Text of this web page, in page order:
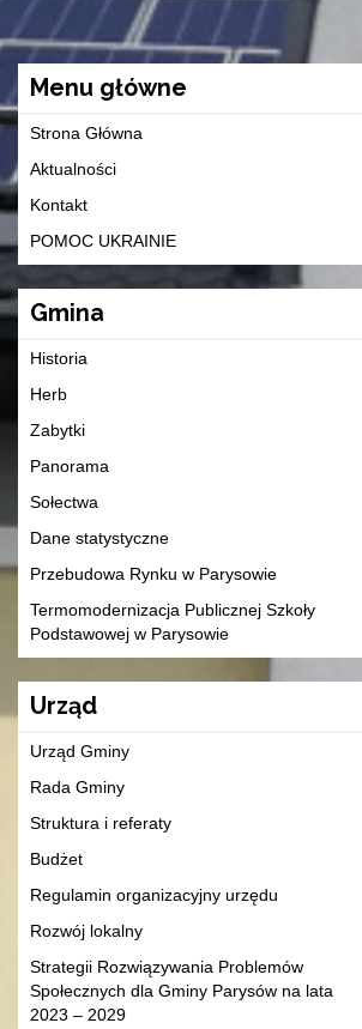
Menu główne
Strona Główna
Aktualności
Kontakt
POMOC UKRAINIE
Gmina
Historia
Herb
Zabytki
Panorama
Sołectwa
Dane statystyczne
Przebudowa Rynku w Parysowie
Termomodernizacja Publicznej Szkoły
Podstawowej w Parysowie
Urząd
Urząd Gminy
Rada Gminy
Struktura i referaty
Budżet
Regulamin organizacyjny urzędu
Rozwój lokalny
Strategii Rozwiązywania Problemów
Społecznych dla Gminy Parysów na lata
2023 – 2029